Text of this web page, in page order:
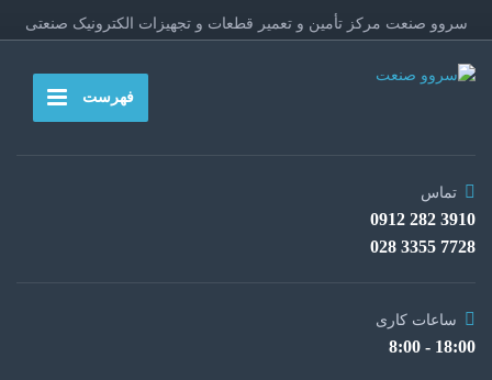
سروو صنعت مرکز تأمین و تعمیر قطعات و تجهیزات الکترونیک صنعتی
فهرست
تماس
3910 282 0912
7728 3355 028
ساعات کاری
18:00 - 8:00